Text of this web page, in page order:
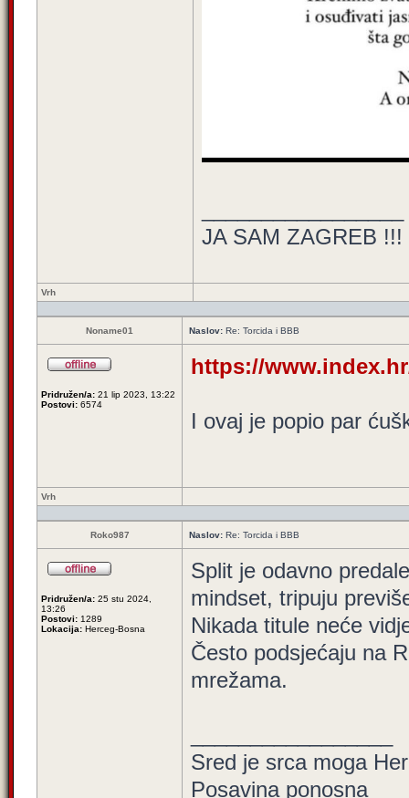
JA SAM ZAGREB !!!
Vrh
Noname01 Naslov: Re: Torcida i BBB
Pridružen/a: 21 lip 2023, 13:22
Postovi: 6574
https://
I ovaj je popio par
Vrh
Roko987 Naslov: Re: Torcida i BBB
Pridružen/a: 25 stu 2024,
13:26
Postovi: 1289
Lokacija: Herceg-Bosna
Split je odavno
mindset, tripuju
Nikada titule neće
Često podsjećaju na
mrežama.
Sred je srca moga
Posavina ponosna